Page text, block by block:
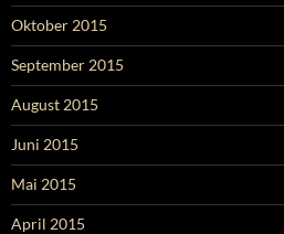
Oktober 2015
September 2015
August 2015
Juni 2015
Mai 2015
April 2015